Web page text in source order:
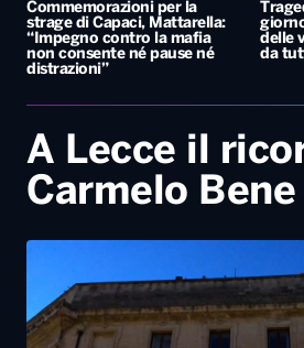
Commemorazioni per la
strage di Capaci, Mattarella:
“Impegno contro la mafia
non consente né pause né
distrazioni”
delle
da
A Lecce il
Carmelo Bene